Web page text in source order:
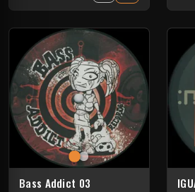
Bass Addict 03